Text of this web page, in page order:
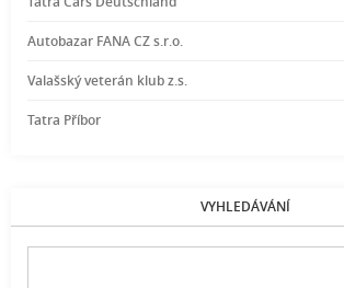
Autobazar FANA CZ s.r.o.
Valašský veterán klub z.s.
Tatra Příbor
VYHLEDÁVÁNÍ